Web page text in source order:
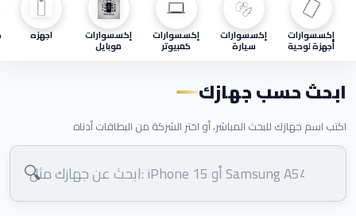
إكسسوارات
أجهزة لوحية
إكسسوارات
سيارة
إكسسوارات
كمبيوتر
إكسسوارات
موبايل
اجهزه
ابحث حسب جهازك
اكتب اسم جهازك للبحث المباشر، أو اختر الشركة من البطاقات أدناه
🔍